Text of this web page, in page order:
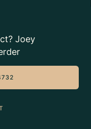
Joey